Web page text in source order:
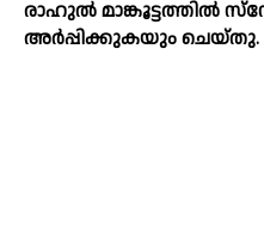
രാഹുല്‍ മാങ്കൂട്ടത്തില്‍
അര്‍പ്പിക്കുകയും ചെയ്തു.